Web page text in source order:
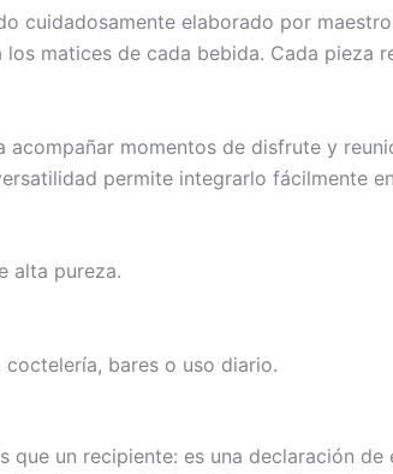
cuidadosamente elaborado por
matices de cada bebida. Cada
acompañar momentos de disfrute y
permite integrarlo fácilmente
alta pureza.
coctelería, bares o uso diario.
que un recipiente: es una declaración